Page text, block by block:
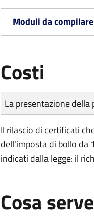
Moduli da
Costi
Tipo di pagamento
Importo
La presentazione
Il rilascio di certificati
dell'imposta di bollo da
indicati dalla legge: il
Cosa serve